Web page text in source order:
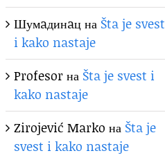
Шумaдинaцна Šta je svest
i kako nastaje
Profesorна Šta je svest i
kako nastaje
Zirojević Marko на Šta je
svest i kako nastaje